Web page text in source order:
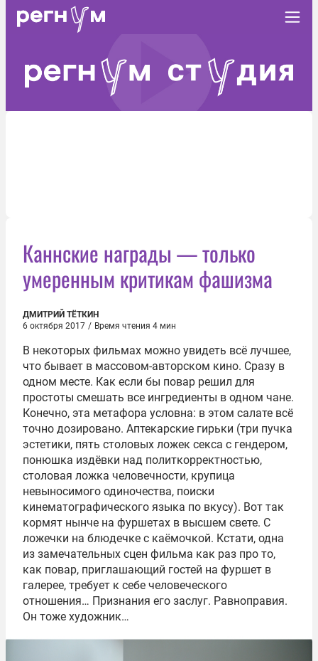
Каннские награды — только
умеренным критикам фашизма
ДМИТРИЙ ТЁТКИН
6 октября 2017 / Время чтения 4 мин
В некоторых фильмах можно увидеть всё лучшее,
что бывает в массовом-авторском кино. Сразу в
одном месте. Как если бы повар решил для
простоты смешать все ингредиенты в одном чане.
Конечно, эта метафора условна: в этом салате всё
точно дозировано. Аптекарские гирьки (три пучка
эстетики, пять столовых ложек секса с гендером,
понюшка издёвки над политкорректностью,
столовая ложка человечности, крупица
невыносимого одиночества, поиски
кинематографического языка по вкусу). Вот так
кормят нынче на фуршетах в высшем свете. С
ложечки на блюдечке с каёмочкой. Кстати, одна
из замечательных сцен фильма как раз про то,
как повар, приглашающий гостей на фуршет в
галерее, требует к себе человеческого
отношения… Признания его заслуг. Равноправия.
Он тоже художник…